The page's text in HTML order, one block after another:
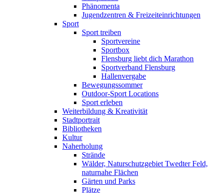
Phänomenta
Jugendzentren & Freizeiteinrichtungen
Sport
Sport treiben
Sportvereine
Sportbox
Flensburg liebt dich Marathon
Sportverband Flensburg
Hallenvergabe
Bewegungssommer
Outdoor-Sport Locations
Sport erleben
Weiterbildung & Kreativität
Stadtportrait
Bibliotheken
Kultur
Naherholung
Strände
Wälder, Naturschutzgebiet Twedter Feld,
naturnahe Flächen
Gärten und Parks
Plätze